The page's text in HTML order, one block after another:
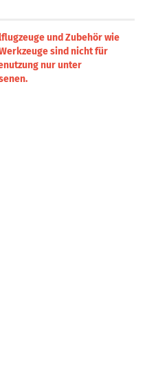
und Zubehör wie
sind nicht für
nur unter